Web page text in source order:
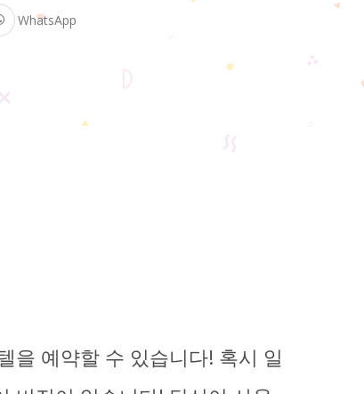
WhatsApp
을 예약할 수 있습니다! 혹시 일